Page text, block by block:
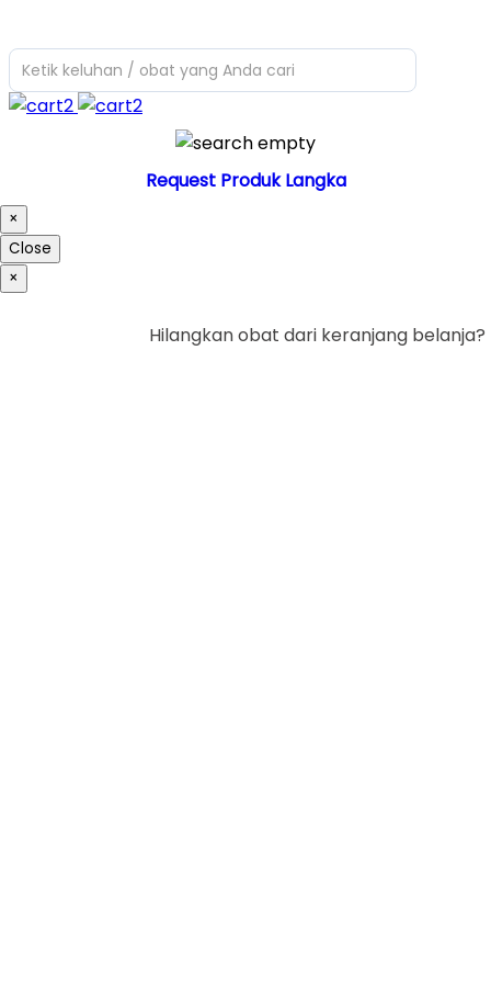
Ketik keluhan / obat yang Anda cari
Request Produk Langka
×
Close
×
Hilangkan obat dari keranjang belanja?